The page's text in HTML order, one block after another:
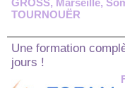
GROSS, Marseille,
TOURNOUËR
Une formation
jours !